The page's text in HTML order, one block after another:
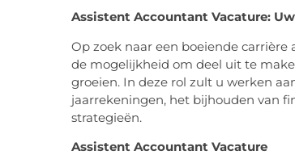
Assistent Accountant Vacature:
Op zoek naar een boeiende
de mogelijkheid om deel uit te
groeien. In deze rol zult u werken
jaarrekeningen, het bijhouden van
strategieën.
Assistent Accountant Vacature